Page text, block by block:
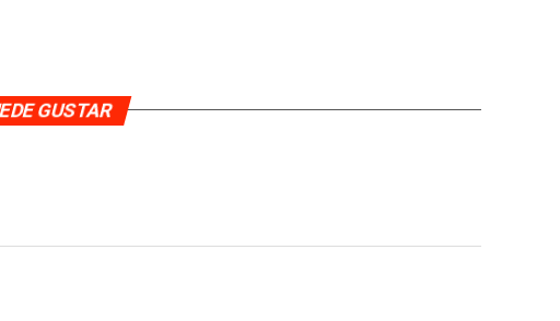
GUSTAR